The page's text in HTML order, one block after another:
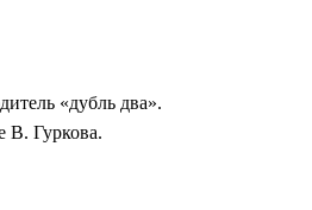
«дубль два».
В. Гуркова.